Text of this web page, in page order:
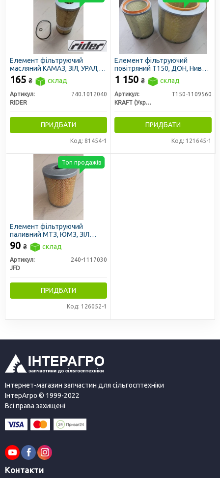
Елемент фільтруючий
масляний КАМАЗ, ЗІЛ, УРАЛ,
ДОН 1500 (дв. СМД-31) з
ремкомплектом (RIDER)
165 ₴ склад
Артикул:
740.1012040
RIDER
ПРИДБАТИ
Код: 81454-1
Елемент фільтруючий
повітряний Т150, ДОН, Нива
СК-5 дв. СМД (D=320 H=303)
(сітка) (Фенікс Україна)
1 150 ₴ склад
Артикул:
Т150-1109560
KRAFT (Украина)
ПРИДБАТИ
Код: 121645-1
Елемент фільтруючий
паливний МТЗ, ЮМЗ, ЗІЛ
5301, Т40 тонкого очищення з
ущільн. кільцем (JFD)
90 ₴ склад
Артикул:
240-1117030
JFD
ПРИДБАТИ
Код: 126052-1
Топ продажів
Інтернет-магазин запчастин для сільгосптехніки
ІнтерАгро © 1999-2022
Всі права захищені
Контакти